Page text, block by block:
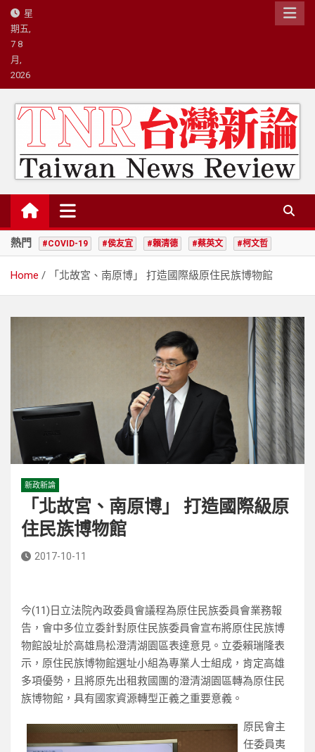
Skip
content
星
期五,
7 8
月,
2026
台灣新論/星島國際策略有限公司
熱門 #COVID-19 #侯友宜 #賴清德 #蔡英文 #柯文哲
Home 「北故宮、南原博」 打造國際級原住民族博物館
新政新論
「北故宮、南原博」 打造國際級原
住民族博物館
2017-10-11
今(11)日立法院內政委員會議程為原住民族委員會業務報
告，會中多位立委針對原住民族委員會宣布將原住民族博
物館設址於高雄鳥松澄清湖園區表達意見。立委賴瑞隆表
示，原住民族博物館選址小組為專業人士組成，肯定高雄
多項優勢，且將原先出租救國團的澄清湖園區轉為原住民
族博物館，具有國家資源轉型正義之重要意義。
原民會主
任委員夷